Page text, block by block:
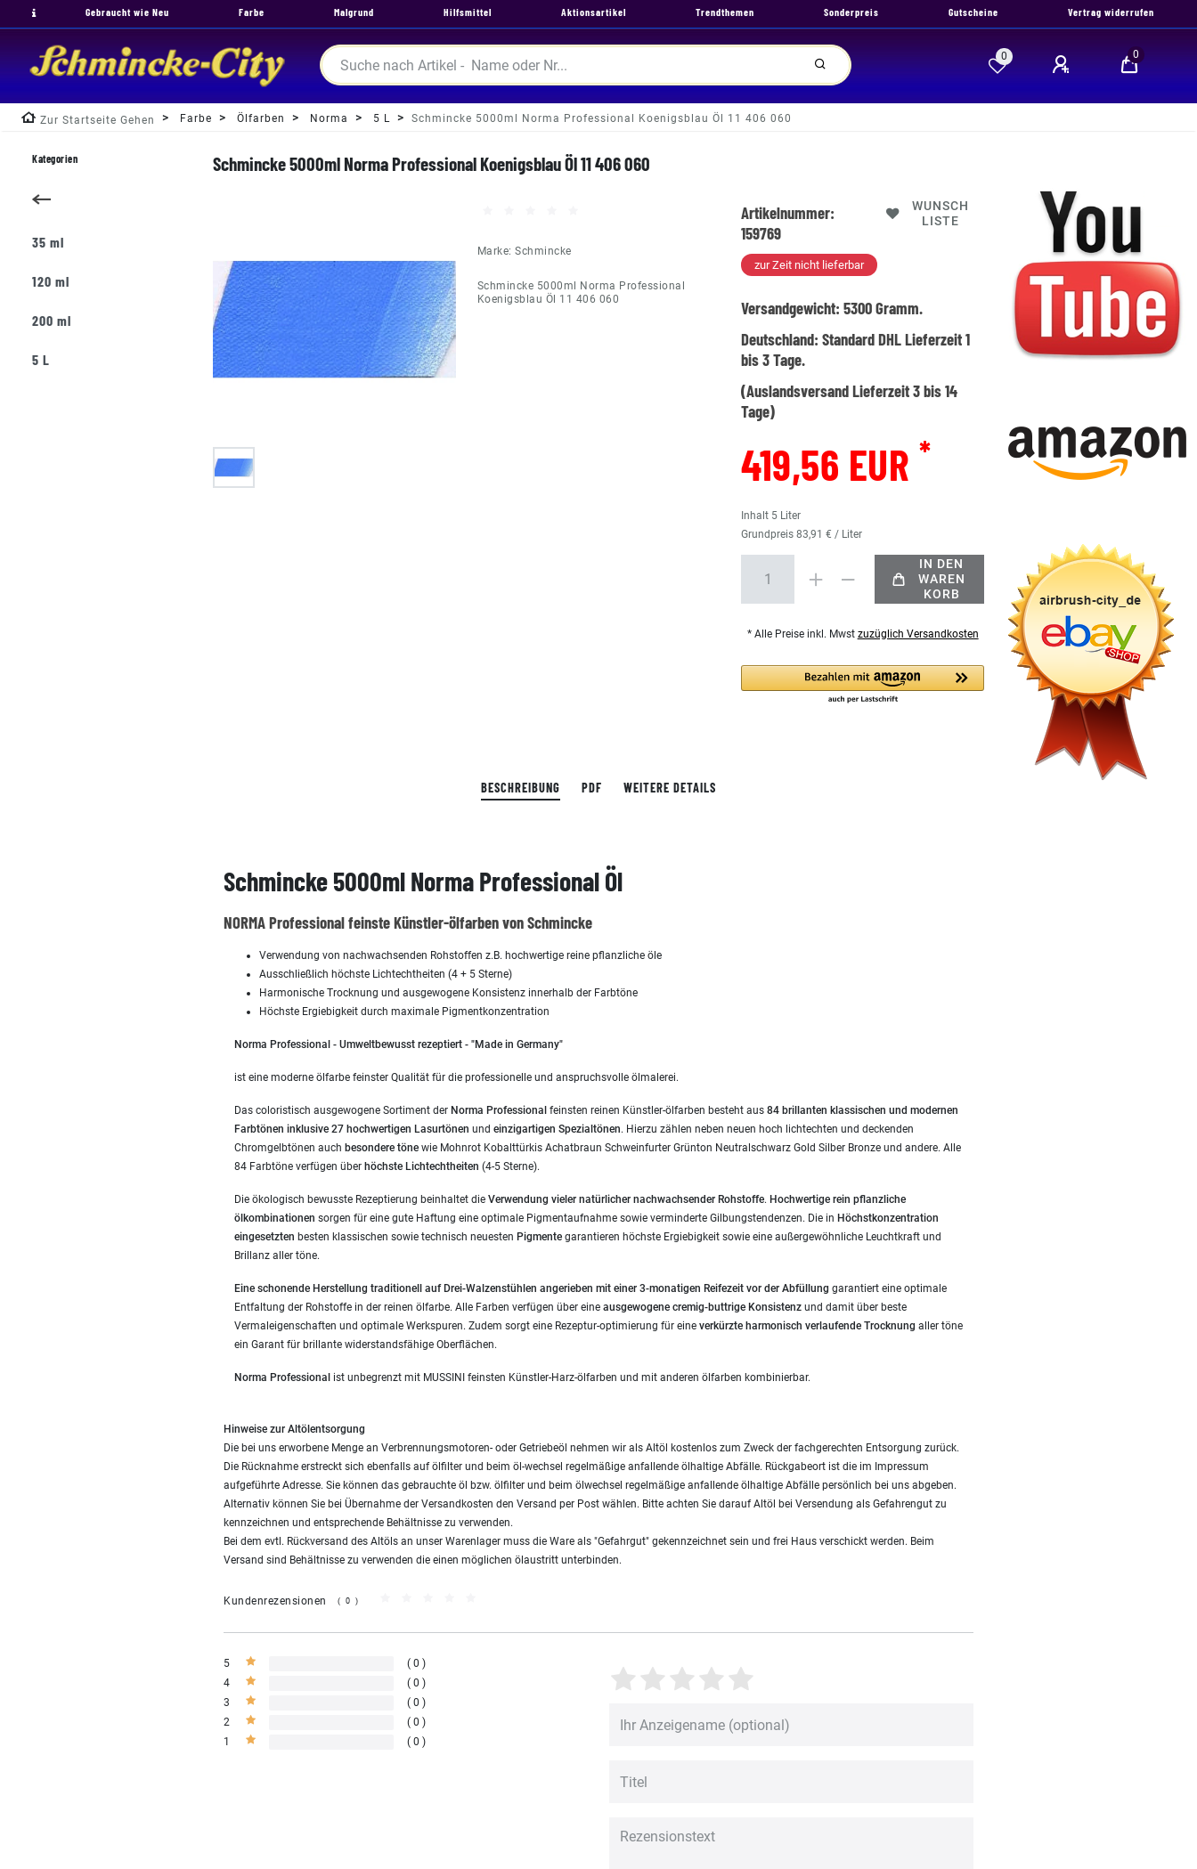
Gebraucht wie Neu Farbe Malgrund Hilfsmittel Aktionsartikel Trendthemen Sonderpreis Gutscheine Vertrag widerrufen
0 0
Zur Startseite Gehen Farbe Ölfarben Norma 5 L Schmincke 5000ml Norma Professional Koenigsblau Öl 11 406 060
Schmincke 5000ml Norma Professional Koenigsblau Öl 11 406 060
Marke:Schmincke
Schmincke 5000ml Norma Professional
Koenigsblau Öl 11 406 060
Artikelnummer:
159769
WUNSCH
LISTE
zur Zeit nicht lieferbar
Versandgewicht:5300Gramm.
Deutschland:Standard DHL Lieferzeit 1
bis 3 Tage.
(Auslandsversand Lieferzeit 3 bis 14
Tage)
419,56 EUR *
Inhalt 5 Liter
Grundpreis83,91 € / Liter
IN DEN
WAREN
KORB
* Alle Preise inkl. Mwst zuzüglich Versandkosten
BESCHREIBUNG PDF WEITERE DETAILS
Schmincke 5000ml Norma Professional Öl
NORMA Professional feinste Künstler-ölfarben von Schmincke
Verwendung von nachwachsenden Rohstoffen z.B. hochwertige reine pflanzliche öle
Ausschließlich höchste Lichtechtheiten (4 + 5 Sterne)
Harmonische Trocknung und ausgewogene Konsistenz innerhalb der Farbtöne
Höchste Ergiebigkeit durch maximale Pigmentkonzentration
Norma Professional - Umweltbewusst rezeptiert - "Made in Germany"
ist eine moderne ölfarbe feinster Qualität für die professionelle und anspruchsvolle ölmalerei.
Das coloristisch ausgewogene Sortiment der Norma Professional feinsten reinen Künstler-ölfarben besteht aus 84 brillanten klassischen und modernen
Farbtönen inklusive 27 hochwertigen Lasurtönen und einzigartigen Spezialtönen. Hierzu zählen neben neuen hoch lichtechten und deckenden
Chromgelbtönen auch besondere töne wie Mohnrot Kobalttürkis Achatbraun Schweinfurter Grünton Neutralschwarz Gold Silber Bronze und andere. Alle
84 Farbtöne verfügen über höchste Lichtechtheiten (4-5 Sterne).
Die ökologisch bewusste Rezeptierung beinhaltet die Verwendung vieler natürlicher nachwachsender Rohstoffe. Hochwertige rein pflanzliche
ölkombinationen sorgen für eine gute Haftung eine optimale Pigmentaufnahme sowie verminderte Gilbungstendenzen. Die in Höchstkonzentration
eingesetzten besten klassischen sowie technisch neuesten Pigmente garantieren höchste Ergiebigkeit sowie eine außergewöhnliche Leuchtkraft und
Brillanz aller töne.
Eine schonende Herstellung traditionell auf Drei-Walzenstühlen angerieben mit einer 3-monatigen Reifezeit vor der Abfüllung garantiert eine optimale
Entfaltung der Rohstoffe in der reinen ölfarbe. Alle Farben verfügen über eine ausgewogene cremig-buttrige Konsistenz und damit über beste
Vermaleigenschaften und optimale Werkspuren. Zudem sorgt eine Rezeptur-optimierung für eine verkürzte harmonisch verlaufende Trocknung aller töne
ein Garant für brillante widerstandsfähige Oberflächen.
Norma Professional ist unbegrenzt mit MUSSINI feinsten Künstler-Harz-ölfarben und mit anderen ölfarben kombinierbar.
Hinweise zur Altölentsorgung
Die bei uns erworbene Menge an Verbrennungsmotoren- oder Getriebeöl nehmen wir als Altöl kostenlos zum Zweck der fachgerechten Entsorgung zurück.
Die Rücknahme erstreckt sich ebenfalls auf ölfilter und beim öl-wechsel regelmäßige anfallende ölhaltige Abfälle. Rückgabeort ist die im Impressum
aufgeführte Adresse. Sie können das gebrauchte öl bzw. ölfilter und beim ölwechsel regelmäßige anfallende ölhaltige Abfälle persönlich bei uns abgeben.
Alternativ können Sie bei Übernahme der Versandkosten den Versand per Post wählen. Bitte achten Sie darauf Altöl bei Versendung als Gefahrengut zu
kennzeichnen und entsprechende Behältnisse zu verwenden.
Bei dem evtl. Rückversand des Altöls an unser Warenlager muss die Ware als "Gefahrgut" gekennzeichnet sein und frei Haus verschickt werden. Beim
Versand sind Behältnisse zu verwenden die einen möglichen ölaustritt unterbinden.
Kundenrezensionen (0)
5
0
4
0
3
0
2
0
1
0
Kategorien
35 ml
120 ml
200 ml
5 L